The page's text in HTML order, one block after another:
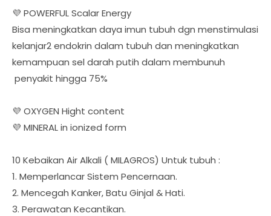
💜 POWERFUL Scalar Energy
Bisa meningkatkan daya imun tubuh dgn menstimulasi
kelanjar2 endokrin dalam tubuh dan meningkatkan
kemampuan sel darah putih dalam membunuh
penyakit hingga 75%
💜 OXYGEN Hight content
💜 MINERAL in ionized form
10 Kebaikan Air Alkali ( MILAGROS) Untuk tubuh :
1. Memperlancar Sistem Pencernaan.
2. Mencegah Kanker, Batu Ginjal & Hati.
3. Perawatan Kecantikan.